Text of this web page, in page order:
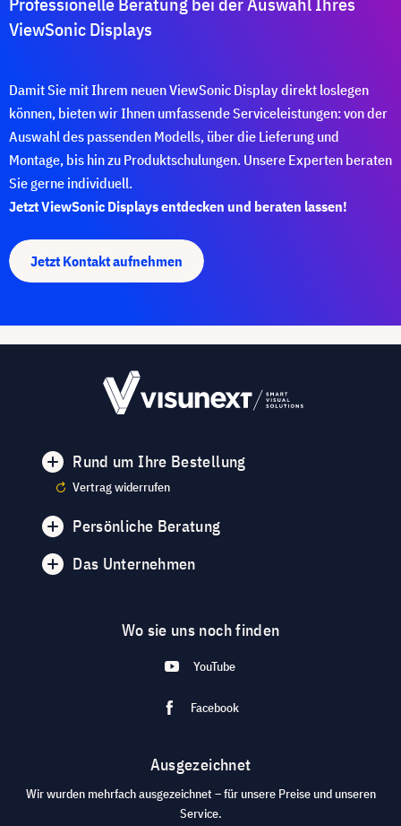
ViewSonic Displays
Damit Sie mit Ihrem neuen ViewSonic Display direkt loslegen
können, bieten wir Ihnen umfassende Serviceleistungen: von der
Auswahl des passenden Modells, über die Lieferung und
Montage, bis hin zu Produktschulungen. Unsere Experten beraten
Sie gerne individuell.
Jetzt ViewSonic Displays entdecken und beraten lassen!
Jetzt Kontakt aufnehmen
Rund um Ihre Bestellung
Vertrag widerrufen
Persönliche Beratung
Das Unternehmen
Wo sie uns noch finden
YouTube
Facebook
Ausgezeichnet
Wir wurden mehrfach ausgezeichnet – für unsere Preise und unseren
Service.